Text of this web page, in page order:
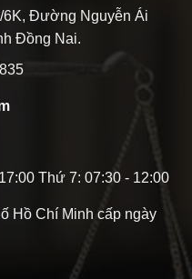
6K, Đường Nguyễn Ái
Đồng Nai.
Thứ 7: 07:30 - 12:00
Hồ Chí Minh cấp ngày